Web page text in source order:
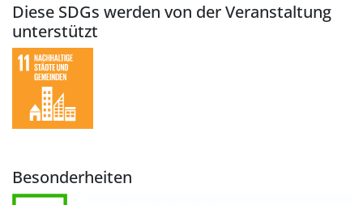
Diese SDGs werden von der Veranstaltung
unterstützt
Besonderheiten